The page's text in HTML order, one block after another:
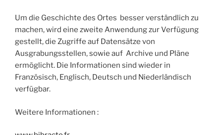
Um die Geschichte des Ortes besser verständlich zu
machen, wird eine zweite Anwendung zur Verfügung
gestellt, die Zugriffe auf Datensätze von
Ausgrabungsstellen, sowie auf Archive und Pläne
ermöglicht. Die Informationen sind wieder in
Französisch, Englisch, Deutsch und Niederländisch
verfügbar.
Weitere Informationen :